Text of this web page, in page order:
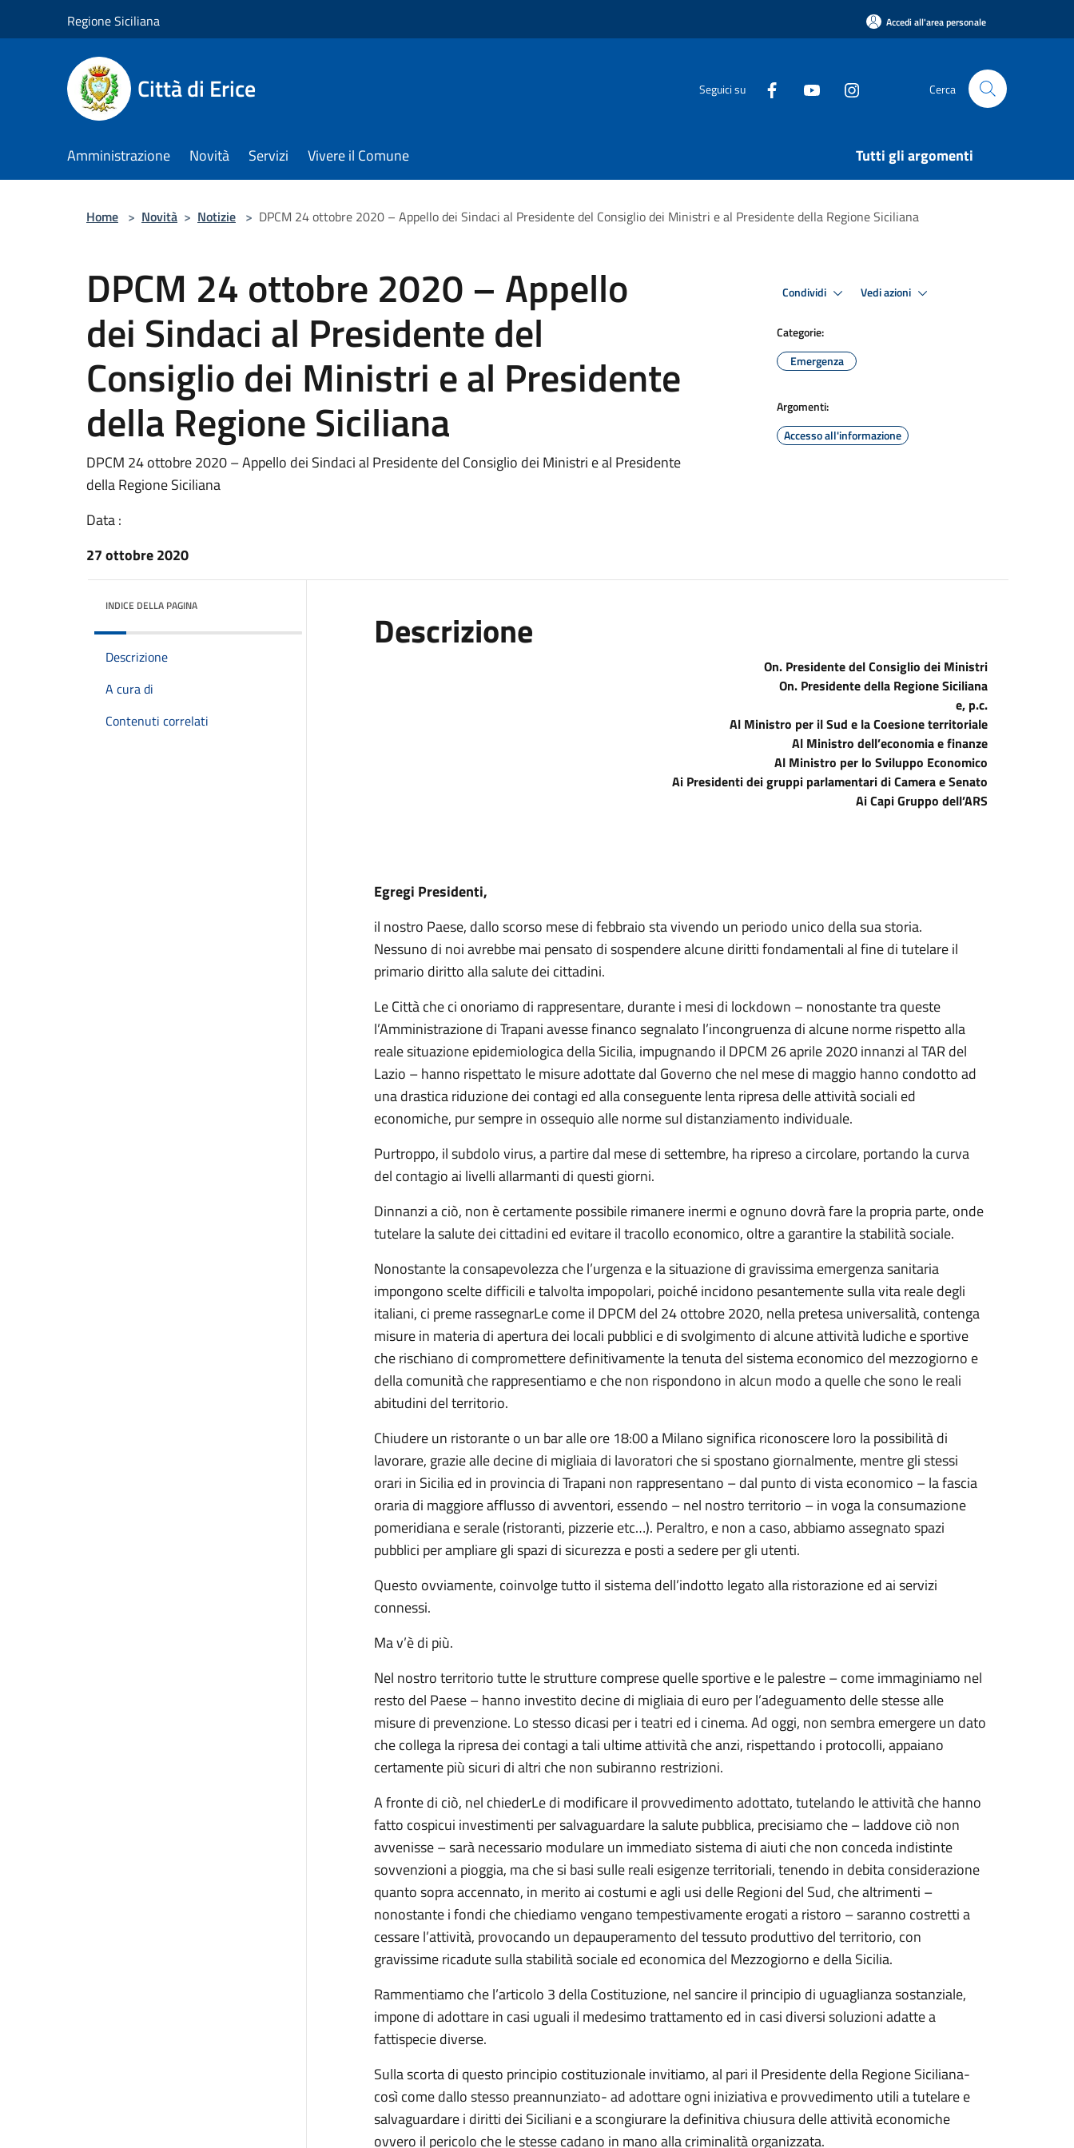
Regione Siciliana Accedi all'area personale
Città di Erice Seguici su Cerca
Amministrazione Novità Servizi Vivere il Comune Tutti gli argomenti
Home > Novità > Notizie > DPCM 24 ottobre 2020 – Appello dei Sindaci al Presidente del Consiglio dei Ministri e al Presidente della Regione Siciliana
DPCM 24 ottobre 2020 – Appello
dei Sindaci al Presidente del
Consiglio dei Ministri e al Presidente
della Regione Siciliana
DPCM 24 ottobre 2020 – Appello dei Sindaci al Presidente del Consiglio dei Ministri e al Presidente
della Regione Siciliana
Data :
27 ottobre 2020
Condividi Vedi azioni
Categorie:
Emergenza
Argomenti:
Accesso all'informazione
INDICE DELLA PAGINA
Descrizione
A cura di
Contenuti correlati
Descrizione
On. Presidente del Consiglio dei Ministri
On. Presidente della Regione Siciliana
e, p.c.
Al Ministro per il Sud e la Coesione territoriale
Al Ministro dell’economia e finanze
Al Ministro per lo Sviluppo Economico
Ai Presidenti dei gruppi parlamentari di Camera e Senato
Ai Capi Gruppo dell’ARS
Egregi Presidenti,
il nostro Paese, dallo scorso mese di febbraio sta vivendo un periodo unico della sua storia.
Nessuno di noi avrebbe mai pensato di sospendere alcune diritti fondamentali al fine di tutelare il
primario diritto alla salute dei cittadini.
Le Città che ci onoriamo di rappresentare, durante i mesi di lockdown – nonostante tra queste
l’Amministrazione di Trapani avesse financo segnalato l’incongruenza di alcune norme rispetto alla
reale situazione epidemiologica della Sicilia, impugnando il DPCM 26 aprile 2020 innanzi al TAR del
Lazio – hanno rispettato le misure adottate dal Governo che nel mese di maggio hanno condotto ad
una drastica riduzione dei contagi ed alla conseguente lenta ripresa delle attività sociali ed
economiche, pur sempre in ossequio alle norme sul distanziamento individuale.
Purtroppo, il subdolo virus, a partire dal mese di settembre, ha ripreso a circolare, portando la curva
del contagio ai livelli allarmanti di questi giorni.
Dinnanzi a ciò, non è certamente possibile rimanere inermi e ognuno dovrà fare la propria parte, onde
tutelare la salute dei cittadini ed evitare il tracollo economico, oltre a garantire la stabilità sociale.
Nonostante la consapevolezza che l’urgenza e la situazione di gravissima emergenza sanitaria
impongono scelte difficili e talvolta impopolari, poiché incidono pesantemente sulla vita reale degli
italiani, ci preme rassegnarLe come il DPCM del 24 ottobre 2020, nella pretesa universalità, contenga
misure in materia di apertura dei locali pubblici e di svolgimento di alcune attività ludiche e sportive
che rischiano di compromettere definitivamente la tenuta del sistema economico del mezzogiorno e
della comunità che rappresentiamo e che non rispondono in alcun modo a quelle che sono le reali
abitudini del territorio.
Chiudere un ristorante o un bar alle ore 18:00 a Milano significa riconoscere loro la possibilità di
lavorare, grazie alle decine di migliaia di lavoratori che si spostano giornalmente, mentre gli stessi
orari in Sicilia ed in provincia di Trapani non rappresentano – dal punto di vista economico – la fascia
oraria di maggiore afflusso di avventori, essendo – nel nostro territorio – in voga la consumazione
pomeridiana e serale (ristoranti, pizzerie etc…). Peraltro, e non a caso, abbiamo assegnato spazi
pubblici per ampliare gli spazi di sicurezza e posti a sedere per gli utenti.
Questo ovviamente, coinvolge tutto il sistema dell’indotto legato alla ristorazione ed ai servizi
connessi.
Ma v’è di più.
Nel nostro territorio tutte le strutture comprese quelle sportive e le palestre – come immaginiamo nel
resto del Paese – hanno investito decine di migliaia di euro per l’adeguamento delle stesse alle
misure di prevenzione. Lo stesso dicasi per i teatri ed i cinema. Ad oggi, non sembra emergere un dato
che collega la ripresa dei contagi a tali ultime attività che anzi, rispettando i protocolli, appaiano
certamente più sicuri di altri che non subiranno restrizioni.
A fronte di ciò, nel chiederLe di modificare il provvedimento adottato, tutelando le attività che hanno
fatto cospicui investimenti per salvaguardare la salute pubblica, precisiamo che – laddove ciò non
avvenisse – sarà necessario modulare un immediato sistema di aiuti che non conceda indistinte
sovvenzioni a pioggia, ma che si basi sulle reali esigenze territoriali, tenendo in debita considerazione
quanto sopra accennato, in merito ai costumi e agli usi delle Regioni del Sud, che altrimenti –
nonostante i fondi che chiediamo vengano tempestivamente erogati a ristoro – saranno costretti a
cessare l’attività, provocando un depauperamento del tessuto produttivo del territorio, con
gravissime ricadute sulla stabilità sociale ed economica del Mezzogiorno e della Sicilia.
Rammentiamo che l’articolo 3 della Costituzione, nel sancire il principio di uguaglianza sostanziale,
impone di adottare in casi uguali il medesimo trattamento ed in casi diversi soluzioni adatte a
fattispecie diverse.
Sulla scorta di questo principio costituzionale invitiamo, al pari il Presidente della Regione Siciliana-
così come dallo stesso preannunziato- ad adottare ogni iniziativa e provvedimento utili a tutelare e
salvaguardare i diritti dei Siciliani e a scongiurare la definitiva chiusura delle attività economiche
ovvero il pericolo che le stesse cadano in mano alla criminalità organizzata.